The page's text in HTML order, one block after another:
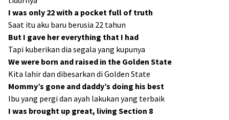
I was only 22 with a pocket full of truth
Saat itu aku baru berusia 22 tahun
But I gave her everything that I had
Tapi kuberikan dia segala yang kupunya
We were born and raised in the Golden State
Kita lahir dan dibesarkan di Golden State
Mommy’s gone and daddy’s doing his best
Ibu yang pergi dan ayah lakukan yang terbaik
I was brought up great, living Section 8